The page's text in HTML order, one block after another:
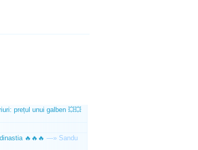
prețul unui galben 💥💥
🔥🔥🔥 —» Sandu